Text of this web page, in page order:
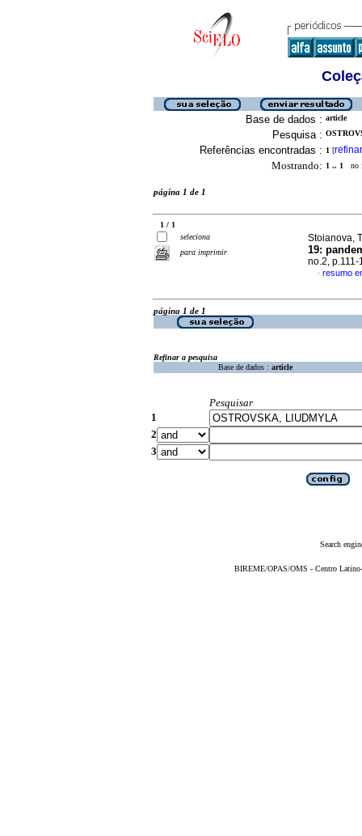
Base de dados : article
Pesquisa :
Referências encontradas : 1 [refinar
Mostrando: 1 .. 1 no
página 1 de 1
1 / 1
seleciona
para imprimir
Stoianova,
19:
no.2,
· resumo
página 1 de 1
Refinar a pesquisa
Base de dados : article
Pesquisar
1
2
3
Search
BIREME/OPAS/OMS - Centro Latino-